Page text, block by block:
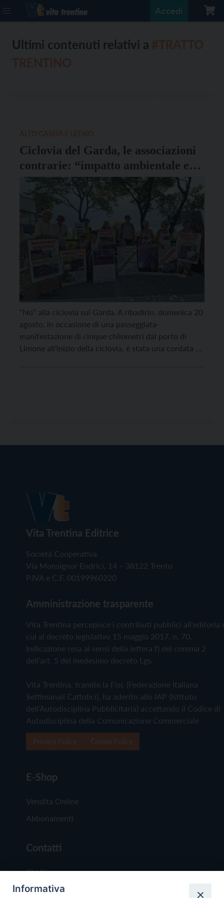
Accedi
Ultimi contenuti relativi a
Ciclovia del Garda, le associazioni
contrarie: “impatto ambientale e
paesaggistico irreversibile”
“No” alla ciclovia sul Garda. A ribadirlo, domenica 20
agosto, in occasione di una passeggiata-
manifestazione di cinque chilometri dal porto di
Limone all’inizio della ciclovia, è stata una cordata di
Vita Trentina Editrice
Società Cooperativa
Via Monsignor Endrici, 14 – 38122 Trento
P.IVA e C.F. 00199960220
Amministrazione trasparente
Vita Trentina percepisce i contributi pubblici all'editoria
cui al decreto legislativo 15 maggio 2017, n. 70.
Indicazione resa ai sensi della lettera f) del comma 2
dell'art. 5 del medesimo decreto Lgs.
Vita Trentina, tramite la Fisc (Federazione Italiana
Settimanali Cattolici), ha aderito allo IAP (Istituto
dell'Autodisciplina Pubblicitaria) accettando il Codice di
Autodisciplina della Comunicazione Commerciale
E-Shop
Vendita Online
Abbonamenti
Contatti
Chi Siamo
Redazione
Informativa